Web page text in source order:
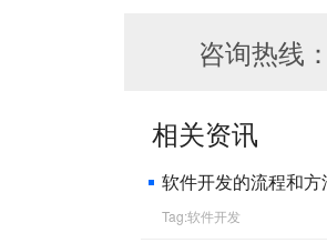
咨询热线
相关资讯
软件开发的流程和方
Tag:软件开发